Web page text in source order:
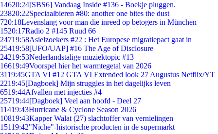
14620:24[SBS6] Vandaag Inside #136 - Boekje pluggen.
23820:22Speciaalbieren #80: another one bites the dust
720:18Levenslang voor man die inreed op betogers in München
1520:17Radio 2 #145 Ruud 66
24719:58Asielzoekers #22 : Het Europese migratiepact gaat in
25419:58[UFO/UAP] #16 The Age of Disclosure
24219:53Nederlandstalige muziektopic #13
16619:49Voorspel hier het warmtegetal van 2026
3119:45GTA VI #12 GTA VI Extended look 27 Augustus Netflix/YT
2219:45[Dagboek] Mijn struggles in het dagelijks leven
6519:44Afvallen met injecties #4
25719:44[Dagboek] Veel aan hoofd - Deel 27
11419:43Hurricane & Cyclone Season 2026
10819:43Kapper Walat (27) slachtoffer van vernielingen
15119:42"Niche"-historische producten in de supermarkt